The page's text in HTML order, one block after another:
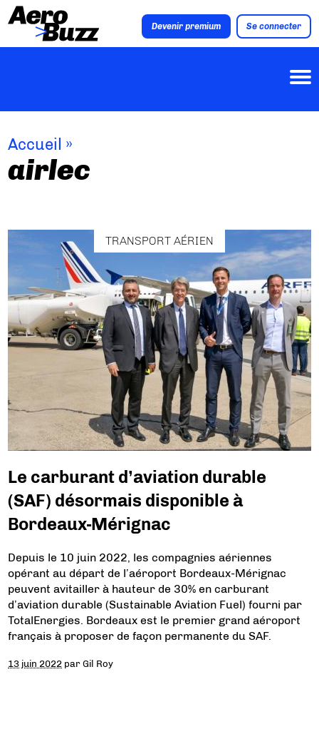
Devenir premium Se connecter
Accueil »
airlec
TRANSPORT AÉRIEN
Le carburant d’aviation durable
(SAF) désormais disponible à
Bordeaux-Mérignac
Depuis le 10 juin 2022, les compagnies aériennes
opérant au départ de l’aéroport Bordeaux-Mérignac
peuvent avitailler à hauteur de 30% en carburant
d’aviation durable (Sustainable Aviation Fuel) fourni par
TotalEnergies. Bordeaux est le premier grand aéroport
français à proposer de façon permanente du SAF.
13 juin 2022 parGil Roy